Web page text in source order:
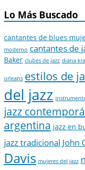
Lo Más Buscado
cantantes de blues
moderno cantantes de
Baker clubes de jazz diana
orleans estilos de
del jazz
jazz
argentina jazz en
jazz tradicional John
Davis mujeres del jazz